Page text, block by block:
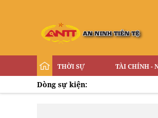
THỜI SỰ TÀI CHÍNH -
Dòng sự kiện: